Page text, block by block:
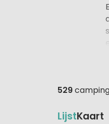
529
LijstKaart